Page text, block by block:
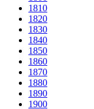
1810
1820
1830
1840
1850
1860
1870
1880
1890
1900